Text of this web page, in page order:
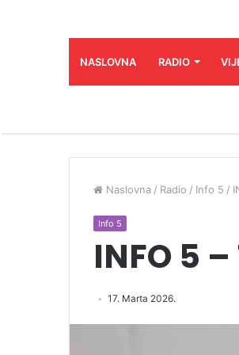
NASLOVNA RADIO
Naslovna / Radio / Info 5 /
Info 5
INFO 5
17. Marta 2026.